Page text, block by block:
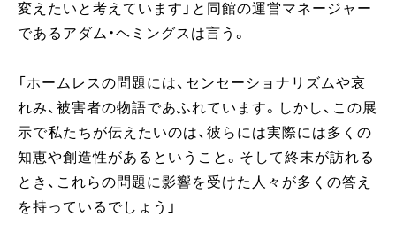
変えたいと考えています」と同館の運営マネージャー
であるアダム・ヘミングスは言う。
「ホームレスの問題には、センセーショナリズムや哀
れみ、被害者の物語であふれています。しかし、この展
示で私たちが伝えたいのは、彼らには実際には多くの
知恵や創造性があるということ。そして終末が訪れる
とき、これらの問題に影響を受けた人々が多くの答え
を持っているでしょう」